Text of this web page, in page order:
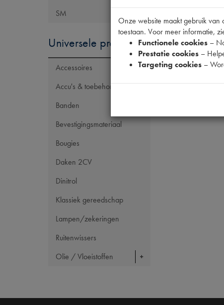
SM
Universele producten
Accessoires
Accu's & toebehoren
Banden
Bevestigingsmateriaal
Bougies
Daken 2CV
Dinitrol
Klassiek gereedschap
Lampen/zekeringen
Ruitenwissers
Olie / Vloeistoffen
Model Citroën
Tecdoc
OE Citroën
Codes
Onze website maakt gebruik van
toestaan. Voor meer informatie,
Functionele cookies –
Prestatie cookies –
Targeting cookies –